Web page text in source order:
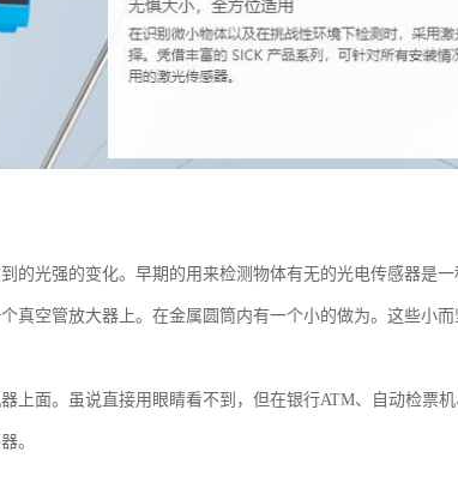
的光强的变化。早期的用来检测物体有无的光电传感器是
真空管放大器上。在金属圆筒内有一个小的做为。这些小
上面。虽说直接用眼睛看不到，但在银行ATM、自动检票
。